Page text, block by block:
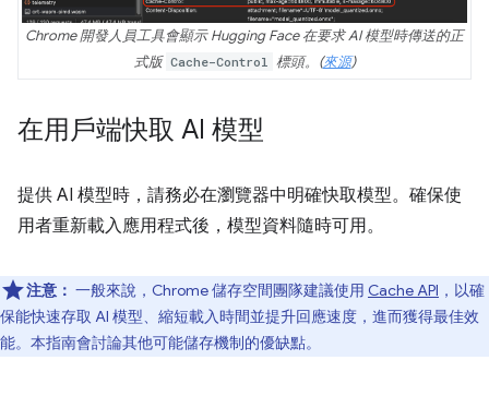
Chrome 開發人員工具會顯示 Hugging Face 在要求 AI 模型時傳送的正
式版 Cache-Control 標頭。(來源)
在用戶端快取 AI 模型
提供 AI 模型時，請務必在瀏覽器中明確快取模型。確保使
用者重新載入應用程式後，模型資料隨時可用。
注意： 一般來說，Chrome 儲存空間團隊建議使用 Cache API ，以確
保能快速存取 AI 模型、縮短載入時間並提升回應速度，進而獲得最佳效
能。本指南會討論其他可能儲存機制的優缺點。